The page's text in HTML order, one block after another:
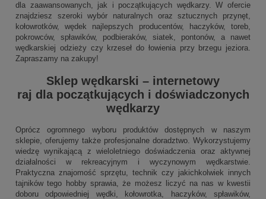
dla zaawansowanych, jak i początkujących wędkarzy. W ofercie
znajdziesz szeroki wybór naturalnych oraz sztucznych przynęt,
kołowrotków, wędek najlepszych producentów, haczyków, toreb,
pokrowców, spławików, podbieraków, siatek, pontonów, a nawet
wędkarskiej odzieży czy krzeseł do łowienia przy brzegu jeziora.
Zapraszamy na zakupy!
Sklep wędkarski – internetowy
raj dla początkujących i doświadczonych
wędkarzy
Oprócz ogromnego wyboru produktów dostępnych w naszym
sklepie, oferujemy także profesjonalne doradztwo. Wykorzystujemy
wiedzę wynikającą z wieloletniego doświadczenia oraz aktywnej
działalności w rekreacyjnym i wyczynowym wędkarstwie.
Praktyczna znajomość sprzętu, technik czy jakichkolwiek innych
tajników tego hobby sprawia, że możesz liczyć na nas w kwestii
doboru odpowiedniej wędki, kołowrotka, haczyków, spławików,